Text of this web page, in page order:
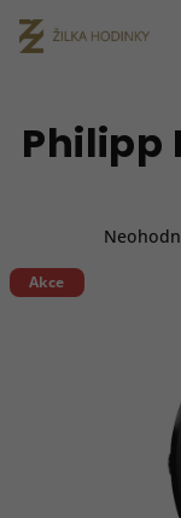
na
obsah
Philipp
produktu
Akce